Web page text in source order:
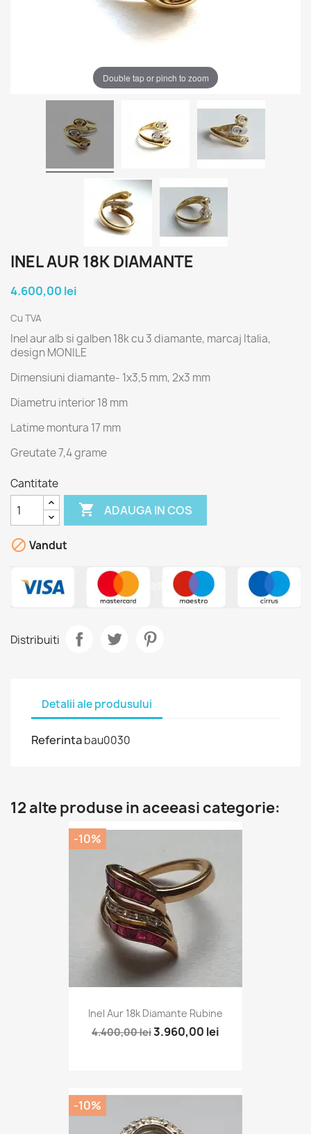
Double tap or pinch to zoom
INEL AUR 18K DIAMANTE
4.600,00 lei
Cu TVA
Inel aur alb si galben 18k cu 3 diamante, marcaj Italia,
design MONILE
Dimensiuni diamante- 1x3,5 mm, 2x3 mm
Diametru interior 18 mm
Latime montura 17 mm
Greutate 7,4 grame
Cantitate
 ADAUGA IN COS
 Vandut
Distribuiti
Detalii ale produsului
Referintabau0030
12 alte produse in aceeasi categorie:
Inel Aur 18k Diamante Rubine
4.400,00 lei3.960,00 lei
-10%
-10%